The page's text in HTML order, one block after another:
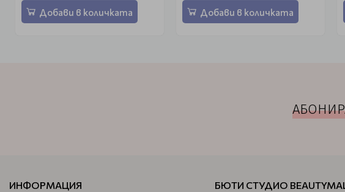
Добави в количката Добави в количката
ИНФОРМАЦИЯ БЮТИ СТУДИО